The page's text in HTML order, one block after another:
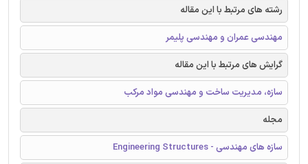
رشته های مرتبط با این مقاله
مهندسی عمران و مهندسی پلیمر
گرایش های مرتبط با این مقاله
سازه، مدیریت ساخت و مهندسی مواد مرکب
مجله
سازه های مهندسی - Engineering Structures